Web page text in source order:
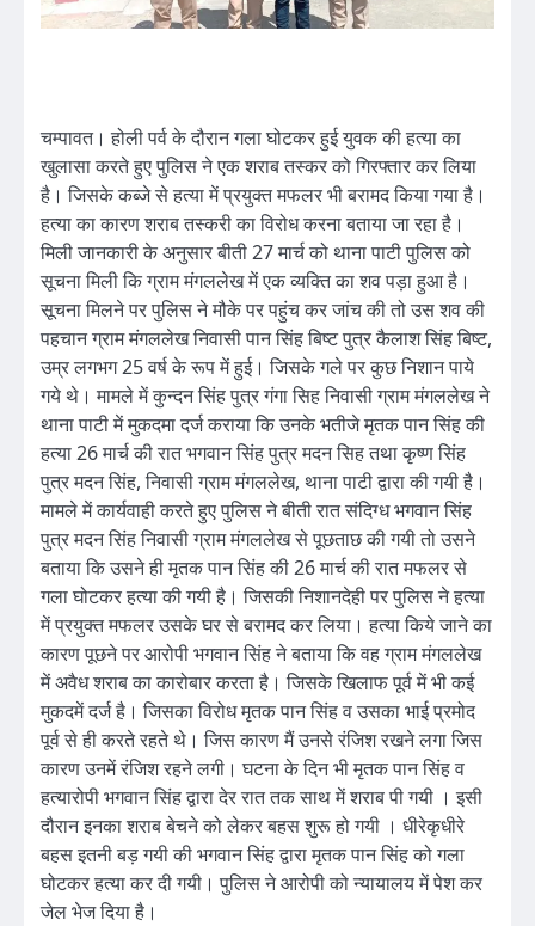
चम्पावत। होली पर्व के दौरान गला घोटकर हुई युवक की हत्या का
खुलासा करते हुए पुलिस ने एक शराब तस्कर को गिरफ्तार कर लिया
है। जिसके कब्जे से हत्या में प्रयुक्त मफलर भी बरामद किया गया है।
हत्या का कारण शराब तस्करी का विरोध करना बताया जा रहा है।
मिली जानकारी के अनुसार बीती 27 मार्च को थाना पाटी पुलिस को
सूचना मिली कि ग्राम मंगललेख में एक व्यक्ति का शव पड़ा हुआ है।
सूचना मिलने पर पुलिस ने मौके पर पहुंच कर जांच की तो उस शव की
पहचान ग्राम मंगललेख निवासी पान सिंह बिष्ट पुत्र कैलाश सिंह बिष्ट,
उम्र लगभग 25 वर्ष के रूप में हुई। जिसके गले पर कुछ निशान पाये
गये थे। मामले में कुन्दन सिंह पुत्र गंगा सिह निवासी ग्राम मंगललेख ने
थाना पाटी में मुकदमा दर्ज कराया कि उनके भतीजे मृतक पान सिंह की
हत्या 26 मार्च की रात भगवान सिंह पुत्र मदन सिह तथा कृष्ण सिंह
पुत्र मदन सिंह, निवासी ग्राम मंगललेख, थाना पाटी द्वारा की गयी है।
मामले में कार्यवाही करते हुए पुलिस ने बीती रात संदिग्ध भगवान सिंह
पुत्र मदन सिंह निवासी ग्राम मंगललेख से पूछताछ की गयी तो उसने
बताया कि उसने ही मृतक पान सिंह की 26 मार्च की रात मफलर से
गला घोटकर हत्या की गयी है। जिसकी निशानदेही पर पुलिस ने हत्या
में प्रयुक्त मफलर उसके घर से बरामद कर लिया। हत्या किये जाने का
कारण पूछने पर आरोपी भगवान सिंह ने बताया कि वह ग्राम मंगललेख
में अवैध शराब का कारोबार करता है। जिसके खिलाफ पूर्व में भी कई
मुकदमें दर्ज है। जिसका विरोध मृतक पान सिंह व उसका भाई प्रमोद
पूर्व से ही करते रहते थे। जिस कारण मैं उनसे रंजिश रखने लगा जिस
कारण उनमें रंजिश रहने लगी। घटना के दिन भी मृतक पान सिंह व
हत्यारोपी भगवान सिंह द्वारा देर रात तक साथ में शराब पी गयी । इसी
दौरान इनका शराब बेचने को लेकर बहस शुरू हो गयी । धीरेकृधीरे
बहस इतनी बड़ गयी की भगवान सिंह द्वारा मृतक पान सिंह को गला
घोटकर हत्या कर दी गयी। पुलिस ने आरोपी को न्यायालय में पेश कर
जेल भेज दिया है।